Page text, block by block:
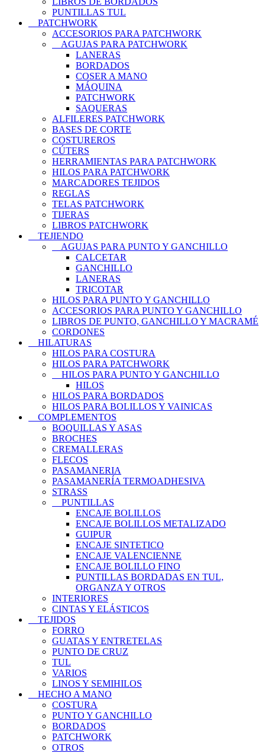
PUNTILLAS TUL
PATCHWORK
ACCESORIOS PARA PATCHWORK
AGUJAS PARA PATCHWORK
LANERAS
BORDADOS
COSER A MANO
MÁQUINA
PATCHWORK
SAQUERAS
ALFILERES PATCHWORK
BASES DE CORTE
COSTUREROS
CÚTERS
HERRAMIENTAS PARA PATCHWORK
HILOS PARA PATCHWORK
MARCADORES TEJIDOS
REGLAS
TELAS PATCHWORK
TIJERAS
LIBROS PATCHWORK
TEJIENDO
AGUJAS PARA PUNTO Y GANCHILLO
CALCETAR
GANCHILLO
LANERAS
TRICOTAR
HILOS PARA PUNTO Y GANCHILLO
ACCESORIOS PARA PUNTO Y GANCHILLO
LIBROS DE PUNTO, GANCHILLO Y MACRAMÉ
CORDONES
HILATURAS
HILOS PARA COSTURA
HILOS PARA PATCHWORK
HILOS PARA PUNTO Y GANCHILLO
HILOS
HILOS PARA BORDADOS
HILOS PARA BOLILLOS Y VAINICAS
COMPLEMENTOS
BOQUILLAS Y ASAS
BROCHES
CREMALLERAS
FLECOS
PASAMANERIA
PASAMANERÍA TERMOADHESIVA
STRASS
PUNTILLAS
ENCAJE BOLILLOS
ENCAJE BOLILLOS METALIZADO
GUIPUR
ENCAJE SINTETICO
ENCAJE VALENCIENNE
ENCAJE BOLILLO FINO
PUNTILLAS BORDADAS EN TUL,
ORGANZA Y OTROS
INTERIORES
CINTAS Y ELÁSTICOS
TEJIDOS
FORRO
GUATAS Y ENTRETELAS
PUNTO DE CRUZ
TUL
VARIOS
LINOS Y SEMIHILOS
HECHO A MANO
COSTURA
PUNTO Y GANCHILLO
BORDADOS
PATCHWORK
OTROS